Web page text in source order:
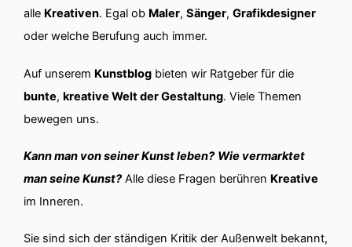
alle Kreativen. Egal ob Maler,Sänger,Grafikdesigner
oder welche Berufung auch immer.
Auf unserem Kunstblog bieten wir Ratgeber für die
bunte,kreative Welt der Gestaltung. Viele Themen
bewegen uns.
Kann man von seiner Kunst leben? Wie vermarktet
man seine Kunst?Alle diese Fragen berühren Kreative
im Inneren.
Sie sind sich der ständigen Kritik der Außenwelt bekannt,